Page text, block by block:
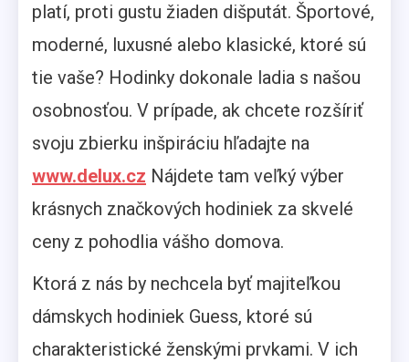
platí, proti gustu žiaden dišputát. Športové,
moderné, luxusné alebo klasické, ktoré sú
tie vaše? Hodinky dokonale ladia s našou
osobnosťou. V prípade, ak chcete rozšíriť
svoju zbierku inšpiráciu hľadajte na
www.delux.cz Nájdete tam veľký výber
krásnych značkových hodiniek za skvelé
ceny z pohodlia vášho domova.
Ktorá z nás by nechcela byť majiteľkou
dámskych hodiniek Guess, ktoré sú
charakteristické ženskými prvkami. V ich